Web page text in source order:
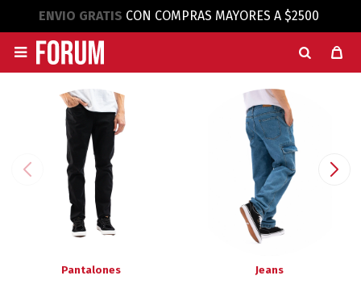
ENVIO GRATIS CON COMPRAS MAYORES A $2500

Pantalones Jeans